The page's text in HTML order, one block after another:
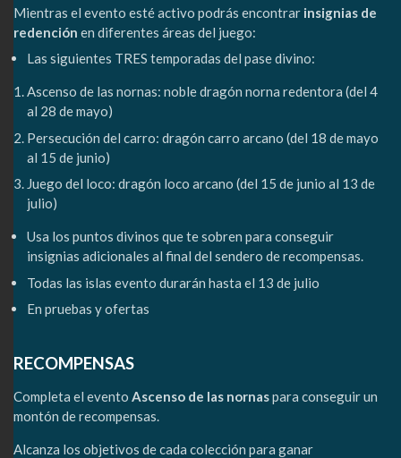
Mientras el evento esté activo podrás encontrar insignias de
redención en diferentes áreas del juego:
Las siguientes TRES temporadas del pase divino:
Ascenso de las nornas: noble dragón norna redentora (del 4
al 28 de mayo)
Persecución del carro: dragón carro arcano (del 18 de mayo
al 15 de junio)
Juego del loco: dragón loco arcano (del 15 de junio al 13 de
julio)
Usa los puntos divinos que te sobren para conseguir
insignias adicionales al final del sendero de recompensas.
Todas las islas evento durarán hasta el 13 de julio
En pruebas y ofertas
RECOMPENSAS
Completa el evento Ascenso de las nornaspara conseguir un
montón de recompensas.
Alcanza los objetivos de cada colección para ganar